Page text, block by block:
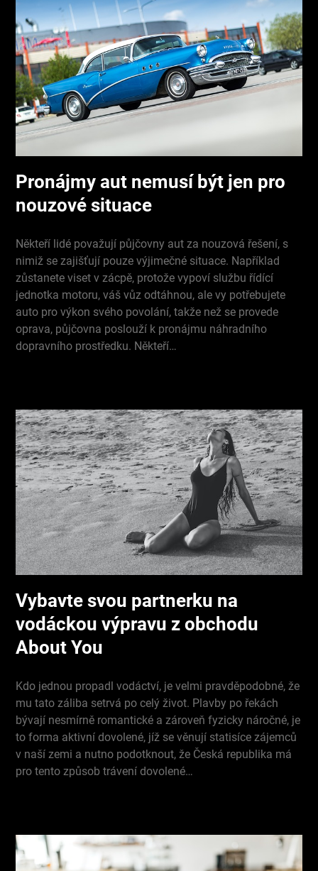
Pronájmy aut nemusí být jen pro
nouzové situace
Někteří lidé považují půjčovny aut za nouzová řešení, s
nimiž se zajišťují pouze výjimečné situace. Například
zůstanete viset v zácpě, protože vypoví službu řídící
jednotka motoru, váš vůz odtáhnou, ale vy potřebujete
auto pro výkon svého povolání, takže než se provede
oprava, půjčovna poslouží k pronájmu náhradního
dopravního prostředku. Někteří…
Vybavte svou partnerku na
vodáckou výpravu z obchodu
About You
Kdo jednou propadl vodáctví, je velmi pravděpodobné, že
mu tato záliba setrvá po celý život. Plavby po řekách
bývají nesmírně romantické a zároveň fyzicky náročné, je
to forma aktivní dovolené, jíž se věnují statisíce zájemců
v naší zemi a nutno podotknout, že Česká republika má
pro tento způsob trávení dovolené…